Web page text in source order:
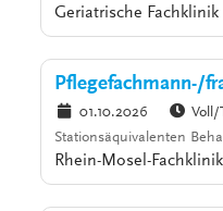
Geriatrische
Pflegefachmann-/
01.10.2026 Voll/
Stationsäquivalenten
Rhein-Mosel-